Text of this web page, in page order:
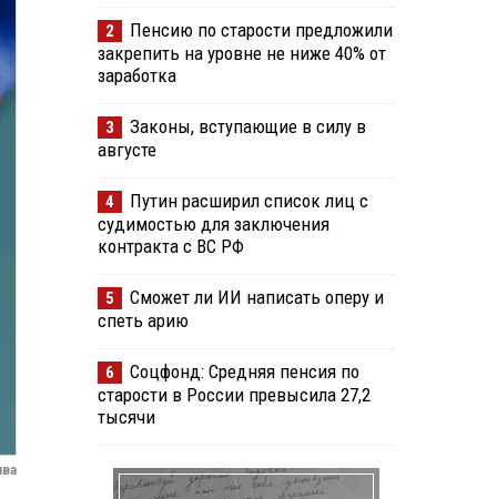
2
Пенсию по старости предложили
закрепить на уровне не ниже 40% от
заработка
3
Законы, вступающие в силу в
августе
4
Путин расширил список лиц с
судимостью для заключения
контракта с ВС РФ
5
Сможет ли ИИ написать оперу и
спеть арию
6
Соцфонд: Средняя пенсия по
старости в России превысила 27,2
тысячи